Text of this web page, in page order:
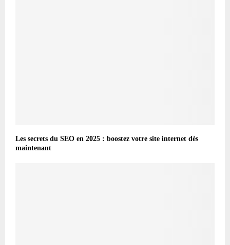
Les secrets du SEO en 2025 : boostez votre site internet dès
maintenant